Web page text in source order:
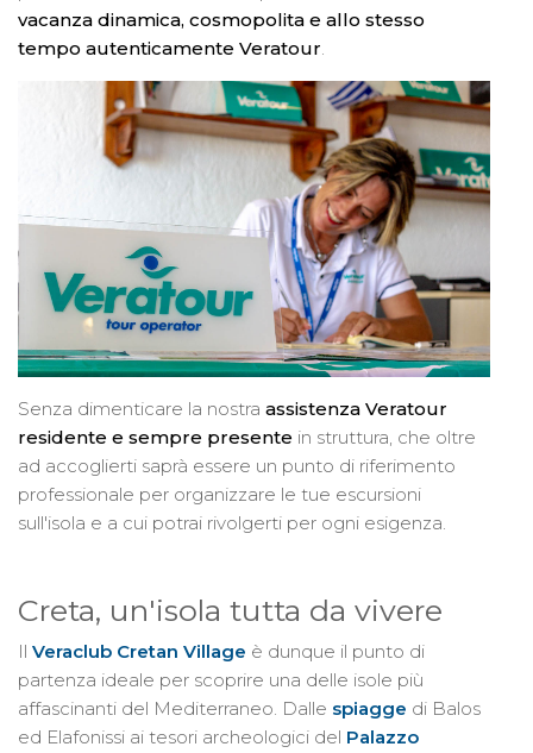
vacanza dinamica, cosmopolita e allo stesso
tempo autenticamente Veratour
Senza dimenticare la nostra assistenza Veratour
residente e sempre presente in struttura, che oltre
ad accoglierti saprà essere un punto di riferimento
professionale per organizzare le tue escursioni
sull'isola e a cui potrai rivolgerti per ogni esigenza.
Creta, un'isola tutta da vivere
Il Veraclub Cretan Village è dunque il punto di
partenza ideale per scoprire una delle isole più
affascinanti del Mediterraneo. Dalle spiagge di Balos
ed Elafonissi ai tesori archeologici del Palazzo